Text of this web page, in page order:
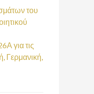
του
για τις
Γερμανική,